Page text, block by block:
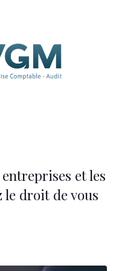
et les
droit de vous